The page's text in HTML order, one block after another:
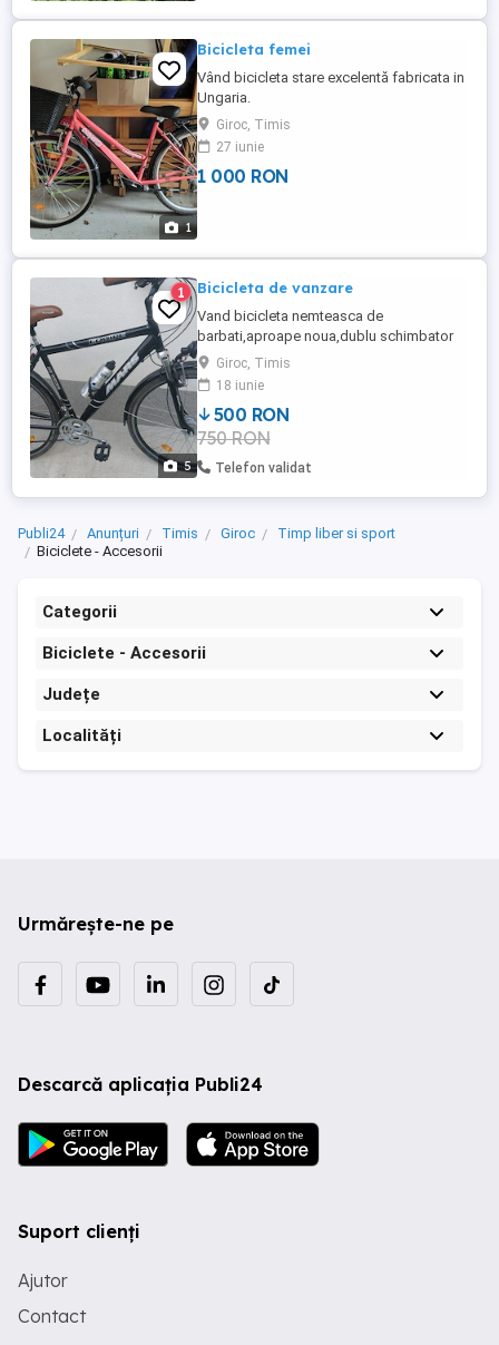
1
Bicicleta femei
Vând bicicleta stare excelentă fabricata in
Ungaria.
Giroc, Timis
27 iunie
1 000 RON
5
1 Bicicleta de vanzare
Vand bicicleta nemteasca de
barbati,aproape noua,dublu schimbator
schifano,marca cea din poza...
Giroc, Timis
18 iunie
500 RON
750 RON
Telefon validat
Publi24 Anunțuri Timis Giroc
Timp liber si sport
Biciclete - Accesorii
Categorii
Biciclete - Accesorii
Județe
Localități
Urmărește-ne pe
Descarcă aplicația Publi24
Suport clienți
Ajutor
Contact